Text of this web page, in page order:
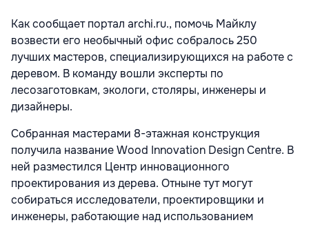
Как сообщает портал archi.ru., помочь Майклу
возвести его необычный офис собралось 250
лучших мастеров, специализирующихся на работе с
деревом. В команду вошли эксперты по
лесозаготовкам, экологи, столяры, инженеры и
дизайнеры.
Собранная мастерами 8-этажная конструкция
получила название Wood Innovation Design Centre. В
ней разместился Центр инновационного
проектирования из дерева. Отныне тут могут
собираться исследователи, проектировщики и
инженеры, работающие над использованием